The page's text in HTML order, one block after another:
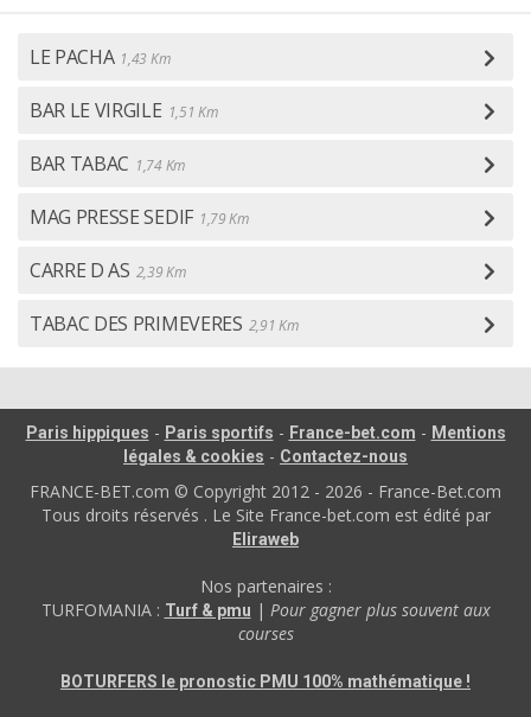
LE PACHA 1,43 Km
BAR LE VIRGILE 1,51 Km
BAR TABAC 1,74 Km
MAG PRESSE SEDIF 1,79 Km
CARRE D AS 2,39 Km
TABAC DES PRIMEVERES 2,91 Km
Paris hippiques - Paris sportifs - France-bet.com - Mentions
légales & cookies - Contactez-nous
FRANCE-BET.com © Copyright 2012 - 2026 - France-Bet.com
Tous droits réservés . Le Site France-bet.com est édité par
Eliraweb
Nos partenaires :
TURFOMANIA : Turf & pmu | Pour gagner plus souvent aux
courses
BOTURFERS le pronostic PMU 100% mathématique !